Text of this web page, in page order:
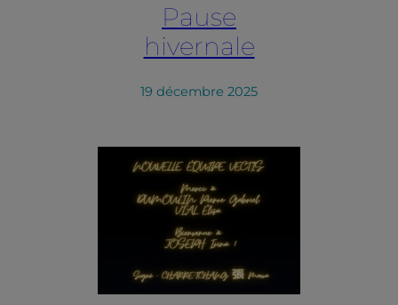
Pause
hivernale
19 décembre 2025